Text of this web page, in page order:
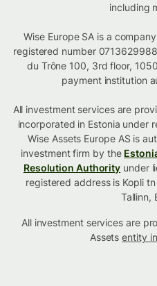
including
Wise Europe SA is a
registered number
du Trône 100, 3rd floor,
payment institution
All investment services are
incorporated in Estonia under
Wise Assets Europe AS is
investment firm by the
Resolution Authority under
registered address is Kopli
Tallinn,
All investment services are
Assetsentity